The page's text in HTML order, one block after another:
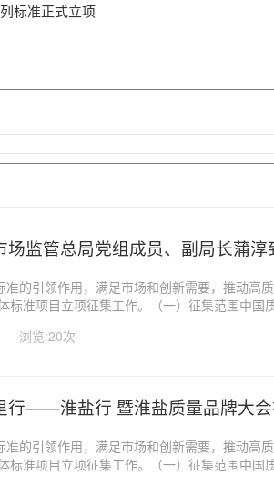
标准正式立项
场监管总局党组成员、副局长蒲
准的引领作用，满足市场和创新需要，推动高
标准项目立项征集工作。（一）征集范围中国
、新业态、新模式、新体系的生...
浏览:20次
行——淮盐行 暨淮盐质量品牌大
准的引领作用，满足市场和创新需要，推动高
标准项目立项征集工作。（一）征集范围中国